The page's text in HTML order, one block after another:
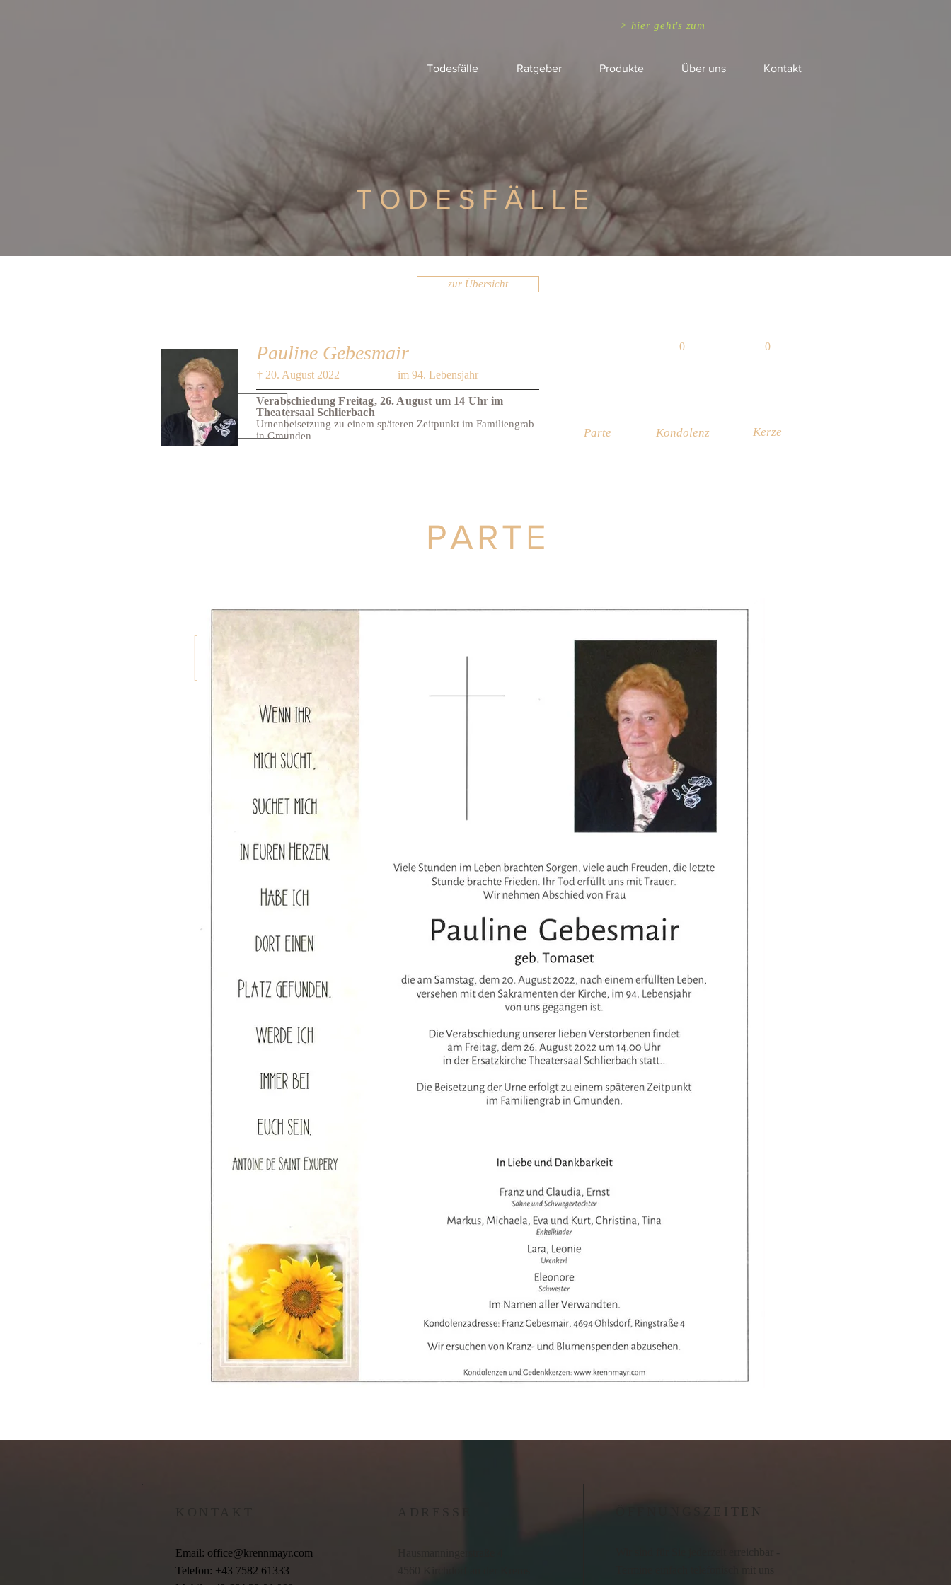
> hier geht's zum
Todesfälle Ratgeber Produkte Über uns Kontakt
TODESFÄLLE
zur Übersicht
PARTE
im 94. Lebensjahr
† 20. August 2022
Pauline Gebesmair
Urnenbeisetzung zu einem späteren Zeitpunkt im Familiengrab
in Gmunden
Verabschiedung Freitag, 26. August um 14 Uhr im
Theatersaal Schlierbach
Parte Kondolenz Kerze
0
0
ÖFFNUNGSZEITEN
Email: office@krennmayr.com
Telefon: +43 7582 61333